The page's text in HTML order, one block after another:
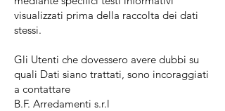
visualizzati prima della raccolta dei dati
stessi.
Gli Utenti che dovessero avere dubbi su
quali Dati siano trattati, sono incoraggiati
a contattare
B.F. Arredamenti s.r.l